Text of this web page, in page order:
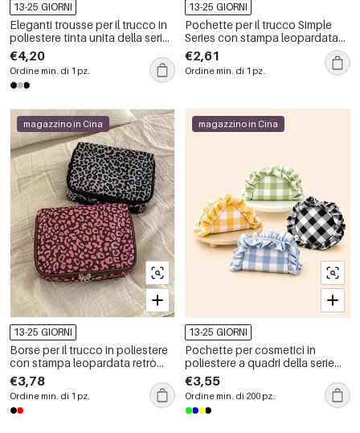
13-25 GIORNI
Eleganti trousse per il trucco in
poliestere tinta unita della serie
Simple.
€4,20
Ordine min. di 1 pz.
13-25 GIORNI
Pochette per il trucco Simple
Series con stampa leopardata
retrò e pelliccia sintetica
€2,61
Ordine min. di 1 pz.
magazzino in Cina
13-25 GIORNI
Borse per il trucco in poliestere
con stampa leopardata retrò
della serie Simple
€3,78
Ordine min. di 1 pz.
magazzino in Cina
13-25 GIORNI
Pochette per cosmetici in
poliestere a quadri della serie
Simple
€3,55
Ordine min. di 200 pz.